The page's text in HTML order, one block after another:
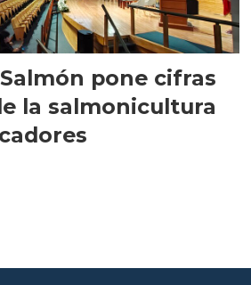
pone cifras
la salmonicultura